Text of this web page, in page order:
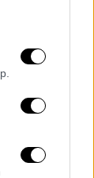
του
η
Στην
να
σε